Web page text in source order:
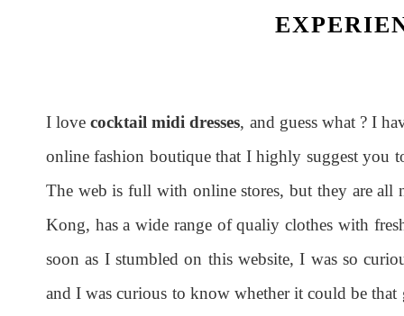
I lovecocktail midi dresses, and guess what ? I
online fashion boutique that I highly suggest you
The web is full with online stores, but they are all
Kong, has a wide range of qualiy clothes with
soon as I stumbled on this website, I was so
and I was curious to know whether it could be